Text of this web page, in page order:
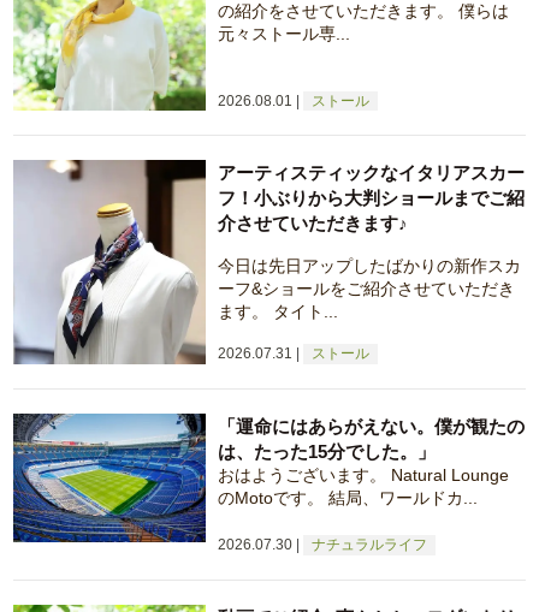
2026.08.01 ストール
の紹介をさせていただきます。 僕らは
元々ストール専...
アーティスティックなイタリアスカー
フ！小ぶりから大判ショールまでご紹
介させていただきます♪
2026.07.31 ストール
今日は先日アップしたばかりの新作スカ
ーフ&ショールをご紹介させていただき
ます。 タイト...
「運命にはあらがえない。僕が観たの
は、たった15分でした。」
2026.07.30 ナチュラルライフ
おはようございます。 Natural Lounge
のMotoです。 結局、ワールドカ...